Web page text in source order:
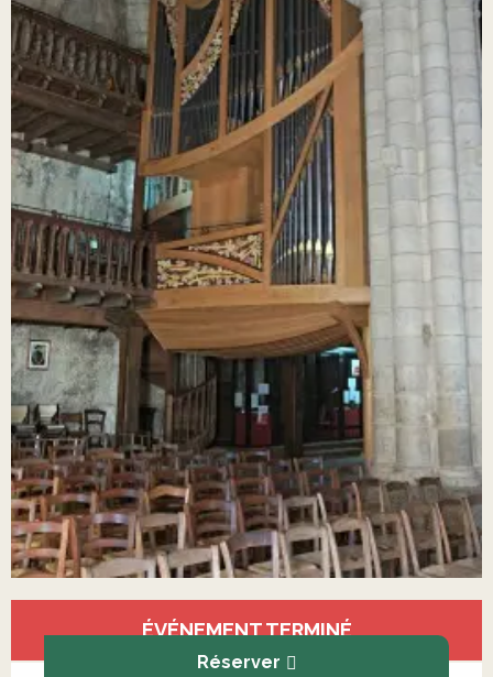
Ouverture et coordonnées
ÉVÉNEMENT TERMINÉ
Réserver